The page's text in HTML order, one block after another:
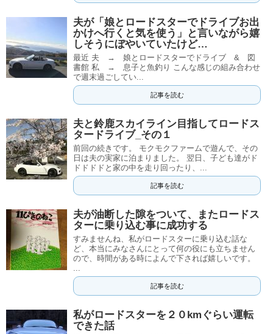
夫が「娘とロードスターでドライブお出
かけへ行くと気を使う」と言いながら嬉
しそうにぼやいていたけど…
最近 夫 → 娘とロードスターでドライブ & 図
書館 私 → 息子と魚釣り こんな感じの組み合わせ
で週末過ごしてい...
記事を読む
夫と鈴鹿スカイライン目指してロードス
タードライブ_その１
前回の続きです。 モクモクファームで遊んで、その
日は夫の実家に泊まりました。 翌日、子ども達がド
ドドドドと家の中を走り回ったり、...
記事を読む
夫が油断した隙をついて、またロードス
ターに乗り込む事に成功する
すみませんね、私がロードスターに乗り込む話な
ど、本当にみなさんにとって何の役にも立ちません
ので、時間がある時によんで下されば嬉しいです。
...
記事を読む
私がロードスターを２０kmぐらい運転
できた話